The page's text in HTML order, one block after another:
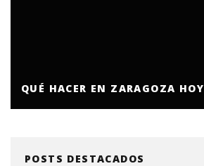
QUÉ HACER EN ZARAGOZA HOY
POSTS DESTACADOS